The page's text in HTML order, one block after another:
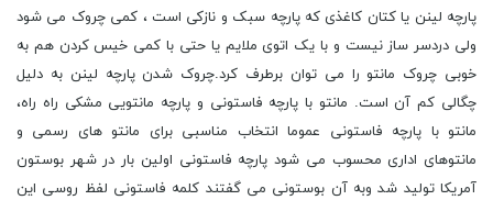
پارچه لینن یا کتان کاغذی که پارچه سبک و نازکی است ، کمی چروک می شود
ولی دردسر ساز نیست و با یک اتوی ملایم یا حتی با کمی خیس کردن هم به
خوبی چروک مانتو را می توان برطرف کرد.چروک شدن پارچه لینن به دلیل
چگالی کم آن است. مانتو با پارچه فاستونی و پارچه مانتویی مشکی راه راه،
مانتو با پارچه فاستونی عموما انتخاب مناسبی برای مانتو های رسمی و
مانتوهای اداری محسوب می شود پارچه فاستونی اولین بار در شهر بوستون
آمریکا تولید شد وبه آن بوستونی می گفتند کلمه فاستونی لفظ روسی این